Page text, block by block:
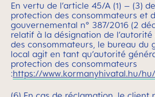
En vertu de l’article 45/A (1) – (3)
protection des consommateurs et
gouvernemental n° 387/2016 (2
relatif à la désignation de
des consommateurs, le bureau du
local agit en tant qu’autorité
protection des consommateurs
:https://www.kormanyhivatal.hu/